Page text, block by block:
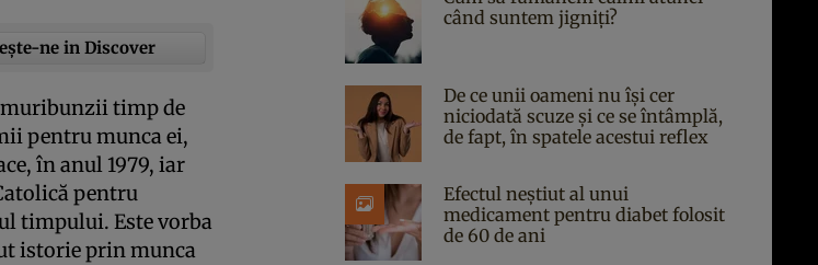
ne in Discover
timp de
pentru munca ei,
în anul 1979, iar
pentru
timpului. Este vorba
istorie prin munca
când suntem jigniți?
De ce unii oameni nu își cer
niciodată scuze și ce se întâmplă,
de fapt, în spatele acestui reflex
Efectul neștiut al unui
medicament pentru diabet folosit
de 60 de ani